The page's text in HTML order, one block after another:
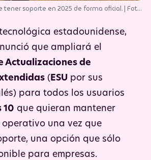
tener soporte en 2025 de forma oficial. | Foto:
estadounidense,
que ampliará el
Actualizaciones de
( ESU por sus
para todos los usuarios
10 que quieran mantener
operativo una vez que
una opción que sólo
para empresas.